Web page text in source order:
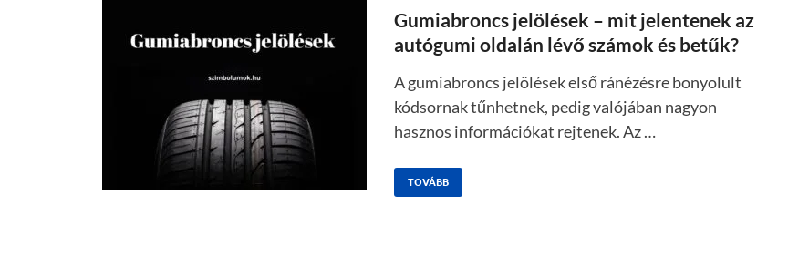
Gumiabroncs jelölések – mit jelentenek az
autógumi oldalán lévő számok és betűk?
A gumiabroncs jelölések első ránézésre bonyolult
kódsornak tűnhetnek, pedig valójában nagyon
hasznos információkat rejtenek. Az …
TOVÁBB